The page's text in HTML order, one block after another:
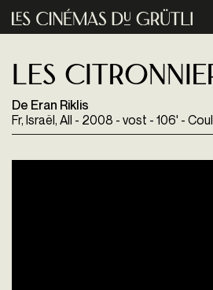
Aller au contenu principal
Les
De Eran Riklis
Fr, Israël, All - 2008 - vost - 106' -